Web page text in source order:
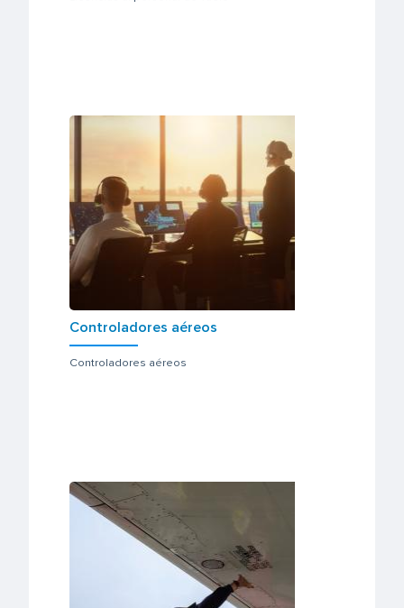
Controladores aéreos
Controladores aéreos